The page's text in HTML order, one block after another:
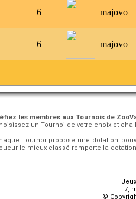
6 majovo
6 majovo
les membres aux Tournois de
un Tournoi de votre choix et
Tournoi propose une dotation
le mieux classé remporte la
7,
©